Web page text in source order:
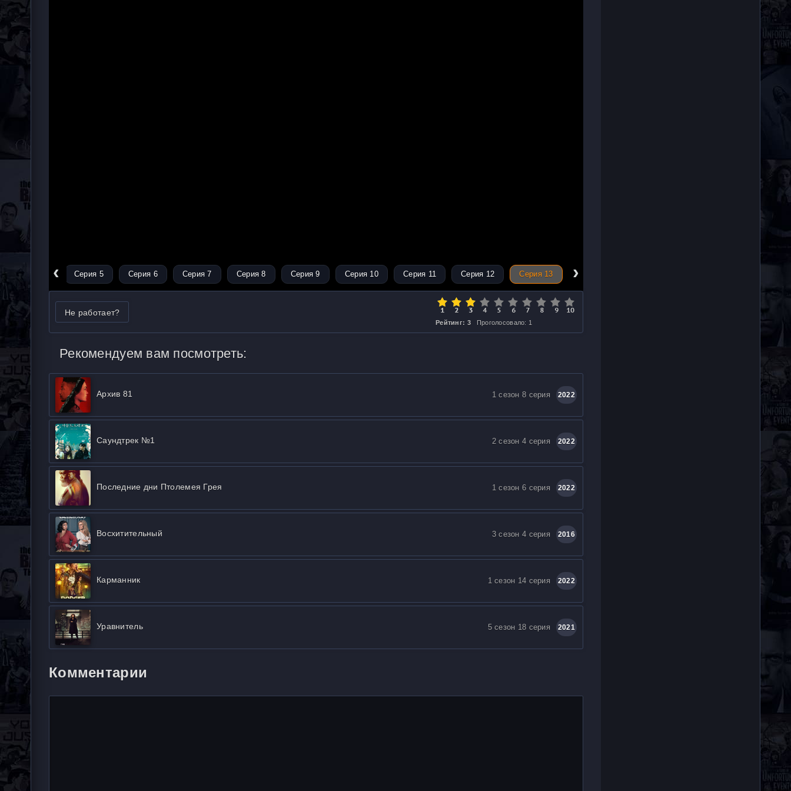
‹
Серия 4 Серия 5 Серия 6 Серия 7 Серия 8 Серия 9 Серия 10 Серия 11 Серия 12 Серия 13 ›
Не работает?
Рейтинг: 3 Проголосовало: 1
Рекомендуем вам посмотреть:
Архив 81 1 сезон 8 серия 2022
Саундтрек №1 2 сезон 4 серия 2022
Последние дни Птолемея Грея 1 сезон 6 серия 2022
Восхитительный 3 сезон 4 серия 2016
Карманник 1 сезон 14 серия 2022
Уравнитель 5 сезон 18 серия 2021
Комментарии